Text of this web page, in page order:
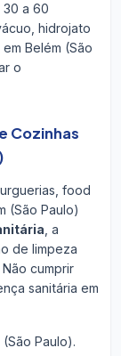
a 60
hidrojato
Belém (São
o
Cozinhas
food
(São Paulo)
, a
de limpeza
cumprir
sanitária em
Paulo).